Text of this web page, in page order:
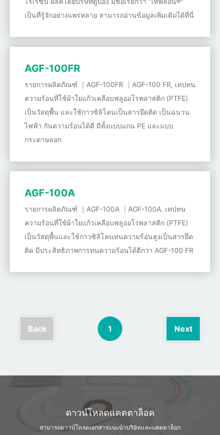
เป็นที่รู้จักอย่างแพร่หลาย สามารถอ่านข้อมูลเพิ่มเติมได้ที่นี่
AGF-100FR
รายการผลิตภัณฑ์ ｜AGF-100FR ｜AGF-100 FR, เทปทน
ความร้อนที่ใช้ผ้าใยแก้วเคลือบฟลูออโรพลาสติก (PTFE)
เป็นวัสดุพื้น และใช้กาวซิลิโคนเป็นสารยึดติด เป็นฉนวน
ไฟฟ้า กันความร้อนได้ดี มีทั้งแบบแกน PE และแบบ
กระดาษลอก
AGF-100A
รายการผลิตภัณฑ์ ｜AGF-100A ｜AGF-100A. เทปทน
ความร้อนที่ใช้ผ้าใยแก้วเคลือบฟลูออโรพลาสติก (PTFE)
เป็นวัสดุพื้นและใช้กาวซิลิโคนทนความร้อนสูงเป็นสารยึด
ติด มีประสิทธิภาพการทนความร้อนได้ดีกว่า AGF-100 FR
Back 1 Next
ดาวน์โหลดแคตตาล็อค
สามารถดาวน์โหลดเอกสารแนะนำบริษัทและแคตตาล็อก